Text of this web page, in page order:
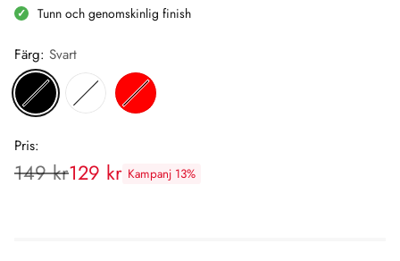
Tunn och genomskinlig finish
Färg: Svart
Pris:
Rekommenderat
149 kr129 kr Kampanj 13%